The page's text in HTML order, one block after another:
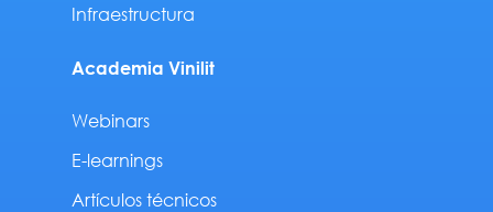
Infraestructura
Academia Vinilit
Webinars
E-learnings
Artículos técnicos